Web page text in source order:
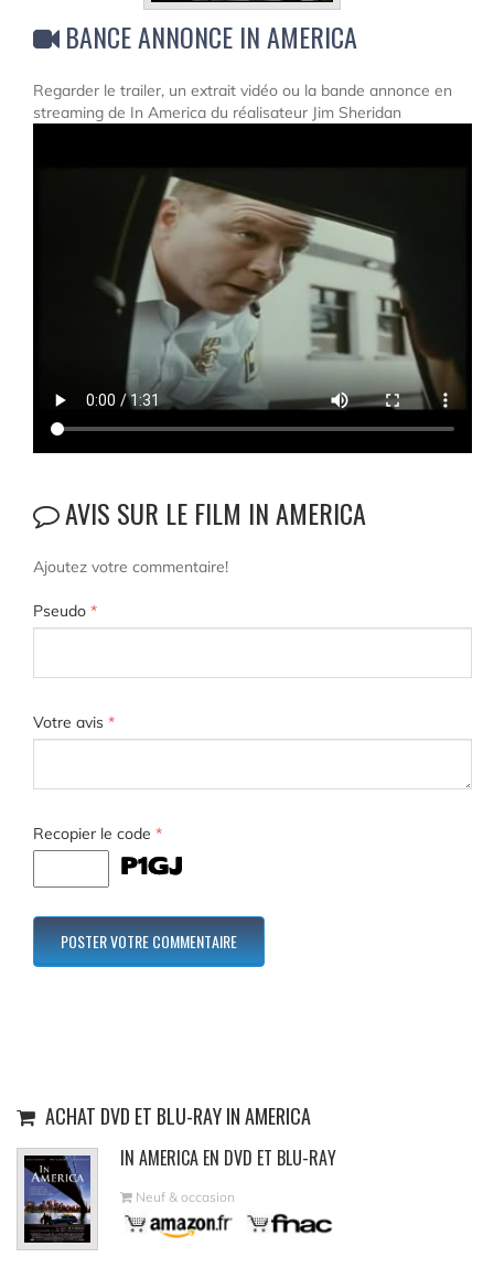
BANCE ANNONCE IN AMERICA
Regarder le trailer, un extrait vidéo ou la bande annonce en
streaming de In America du réalisateur Jim Sheridan
AVIS SUR LE FILM IN AMERICA
Ajoutez votre commentaire!
Pseudo *
Votre avis *
Recopier le code *
ACHAT DVD ET BLU-RAY IN AMERICA
IN AMERICA EN DVD ET BLU-RAY
Neuf & occasion